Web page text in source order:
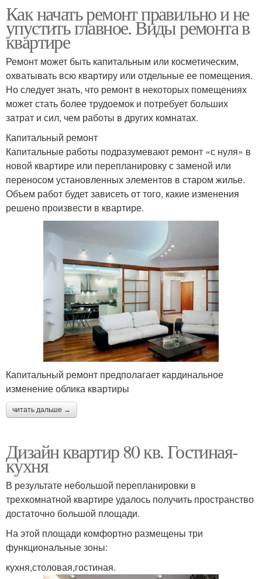
Как начать ремонт правильно и не
упустить главное. Виды ремонта в
квартире
Ремонт может быть капитальным или косметическим,
охватывать всю квартиру или отдельные ее помещения.
Но следует знать, что ремонт в некоторых помещениях
может стать более трудоемок и потребует больших
затрат и сил, чем работы в других комнатах.
Капитальный ремонт
Капитальные работы подразумевают ремонт «с нуля» в
новой квартире или перепланировку с заменой или
переносом установленных элементов в старом жилье.
Объем работ будет зависеть от того, какие изменения
решено произвести в квартире.
Капитальный ремонт предполагает кардинальное
изменение облика квартиры
читать дальше →
Дизайн квартир 80 кв. Гостиная-
кухня
В результате небольшой перепланировки в
трехкомнатной квартире удалось получить пространство
достаточно большой площади.
На этой площади комфортно размещены три
функциональные зоны:
кухня,столовая,гостиная.